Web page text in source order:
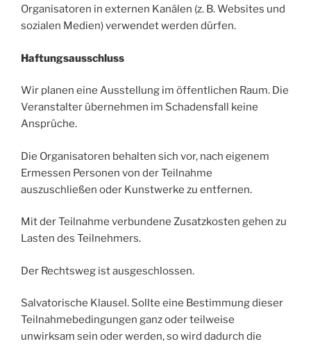
Organisatoren in externen Kanälen (z. B. Websites und
sozialen Medien) verwendet werden dürfen.
Haftungsausschluss
Wir planen eine Ausstellung im öffentlichen Raum. Die
Veranstalter übernehmen im Schadensfall keine
Ansprüche.
Die Organisatoren behalten sich vor, nach eigenem
Ermessen Personen von der Teilnahme
auszuschließen oder Kunstwerke zu entfernen.
Mit der Teilnahme verbundene Zusatzkosten gehen zu
Lasten des Teilnehmers.
Der Rechtsweg ist ausgeschlossen.
Salvatorische Klausel. Sollte eine Bestimmung dieser
Teilnahmebedingungen ganz oder teilweise
unwirksam sein oder werden, so wird dadurch die